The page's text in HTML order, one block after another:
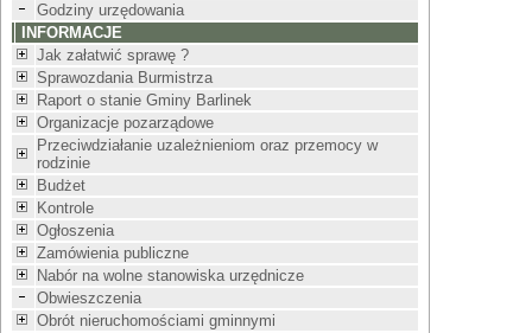
Godziny urzędowania
INFORMACJE
Jak załatwić sprawę ?
Sprawozdania Burmistrza
Raport o stanie Gminy Barlinek
Organizacje pozarządowe
Przeciwdziałanie uzależnieniom oraz przemocy w
rodzinie
Budżet
Kontrole
Ogłoszenia
Zamówienia publiczne
Nabór na wolne stanowiska urzędnicze
Obwieszczenia
Obrót nieruchomościami gminnymi